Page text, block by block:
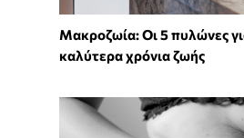
Mακροζωία: Οι 5 πυλώνες
καλύτερα χρόνια ζωής